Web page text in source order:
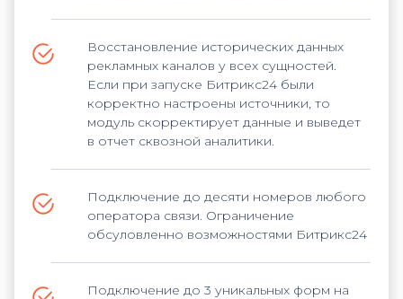
Восстановление исторических данных
рекламных каналов у всех сущностей.
Если при запуске Битрикс24 были
корректно настроены источники, то
модуль скорректирует данные и выведет
в отчет сквозной аналитики.
Подключение до десяти номеров любого
оператора связи. Ограничение
обсуловленно возможностями Битрикс24
Подключение до 3 уникальных форм на